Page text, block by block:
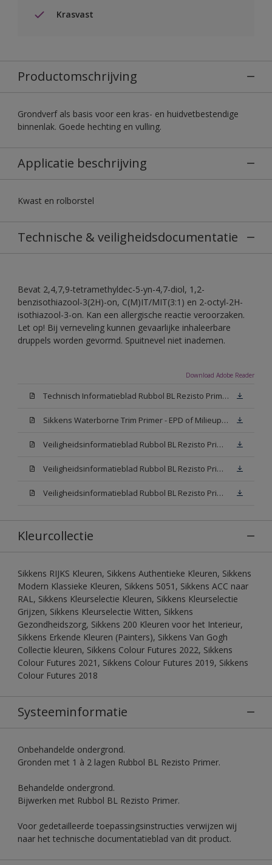
Krasvast
Productomschrijving
Grondverf als basis voor een kras- en huidvetbestendige
binnenlak. Goede hechting en vulling.
Applicatie beschrijving
Kwast en rolborstel
Technische & veiligheidsdocumentatie
Bevat 2,4,7,9-tetramethyldec-5-yn-4,7-diol, 1,2-
benzisothiazool-3(2H)-on, C(M)IT/MIT(3:1) en 2-octyl-2H-
isothiazool-3-on. Kan een allergische reactie veroorzaken.
Let op! Bij verneveling kunnen gevaarlijke inhaleerbare
druppels worden gevormd. Spuitnevel niet inademen.
Download Adobe Reader
Technisch Informatieblad Rubbol BL Rezisto Primer (New Livery) (PDF)
Sikkens Waterborne Trim Primer - EPD of Milieuproductverklaring
Veiligheidsinformatieblad Rubbol BL Rezisto Primer N00 (MSDS)
Veiligheidsinformatieblad Rubbol BL Rezisto Primer White (MSDS)
Veiligheidsinformatieblad Rubbol BL Rezisto Primer W05 (MSDS)
Kleurcollectie
Sikkens RIJKS Kleuren, Sikkens Authentieke Kleuren, Sikkens
Modern Klassieke Kleuren, Sikkens 5051, Sikkens ACC naar
RAL, Sikkens Kleurselectie Kleuren, Sikkens Kleurselectie
Grijzen, Sikkens Kleurselectie Witten, Sikkens
Gezondheidszorg, Sikkens 200 Kleuren voor het Interieur,
Sikkens Erkende Kleuren (Painters), Sikkens Van Gogh
Collectie kleuren, Sikkens Colour Futures 2022, Sikkens
Colour Futures 2021, Sikkens Colour Futures 2019, Sikkens
Colour Futures 2018
Systeeminformatie
Onbehandelde ondergrond.
Gronden met 1 à 2 lagen Rubbol BL Rezisto Primer.
Behandelde ondergrond.
Bijwerken met Rubbol BL Rezisto Primer.
Voor gedetailleerde toepassingsinstructies verwijzen wij
naar het technische documentatieblad van dit product.